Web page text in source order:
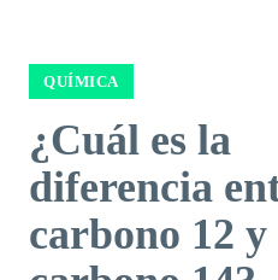
QUÍMICA
¿Cuál es la
diferencia
carbono 12 y